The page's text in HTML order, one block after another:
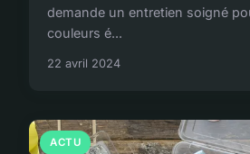
demande un entretien soigné
couleurs é...
22 avril 2024
ACTU